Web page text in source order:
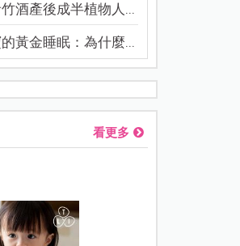
！無印良品店員發枕頭護頭、陪伴撤離
酒產後成半植物人...
黃金睡眠：為什麼...
看更多